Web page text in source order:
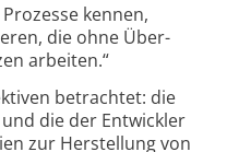
kennen,
die ohne Über­
arbeiten.“
betrachtet: die
die der Ent­wickler
zur Her­stellung von